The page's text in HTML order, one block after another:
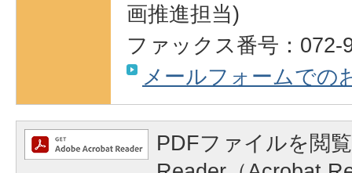
画推進担当)
ファックス番号：072-
メールフォームでの
PDFファイルを閲